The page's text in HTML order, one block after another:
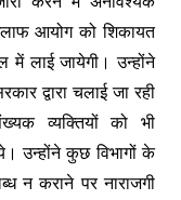
आयोग को शिकायत
में लाई जायेगी। उन्होंने
द्वारा चलाई जा रही
व्यक्तियों को भी
उन्होंने कुछ विभागों के
न कराने पर नाराजगी